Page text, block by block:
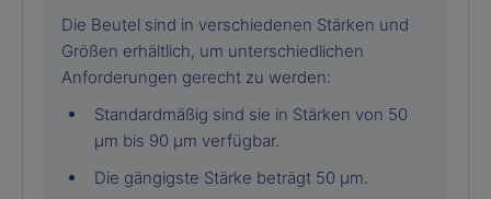
Die Beutel sind in verschiedenen Stärken und
Größen erhältlich, um unterschiedlichen
Anforderungen gerecht zu werden:
Standardmäßig sind sie in Stärken von 50
µm bis 90 µm verfügbar.
Die gängigste Stärke beträgt 50 µm.